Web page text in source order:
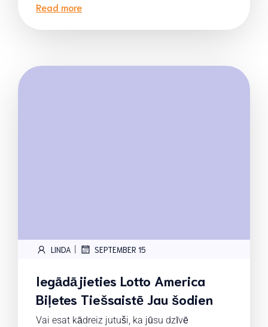
Read more
LINDA | SEPTEMBER 15
Iegādājieties Lotto America
Biļetes Tiešsaistē Jau šodien
Vai esat kādreiz jutuši, ka jūsu dzīvē